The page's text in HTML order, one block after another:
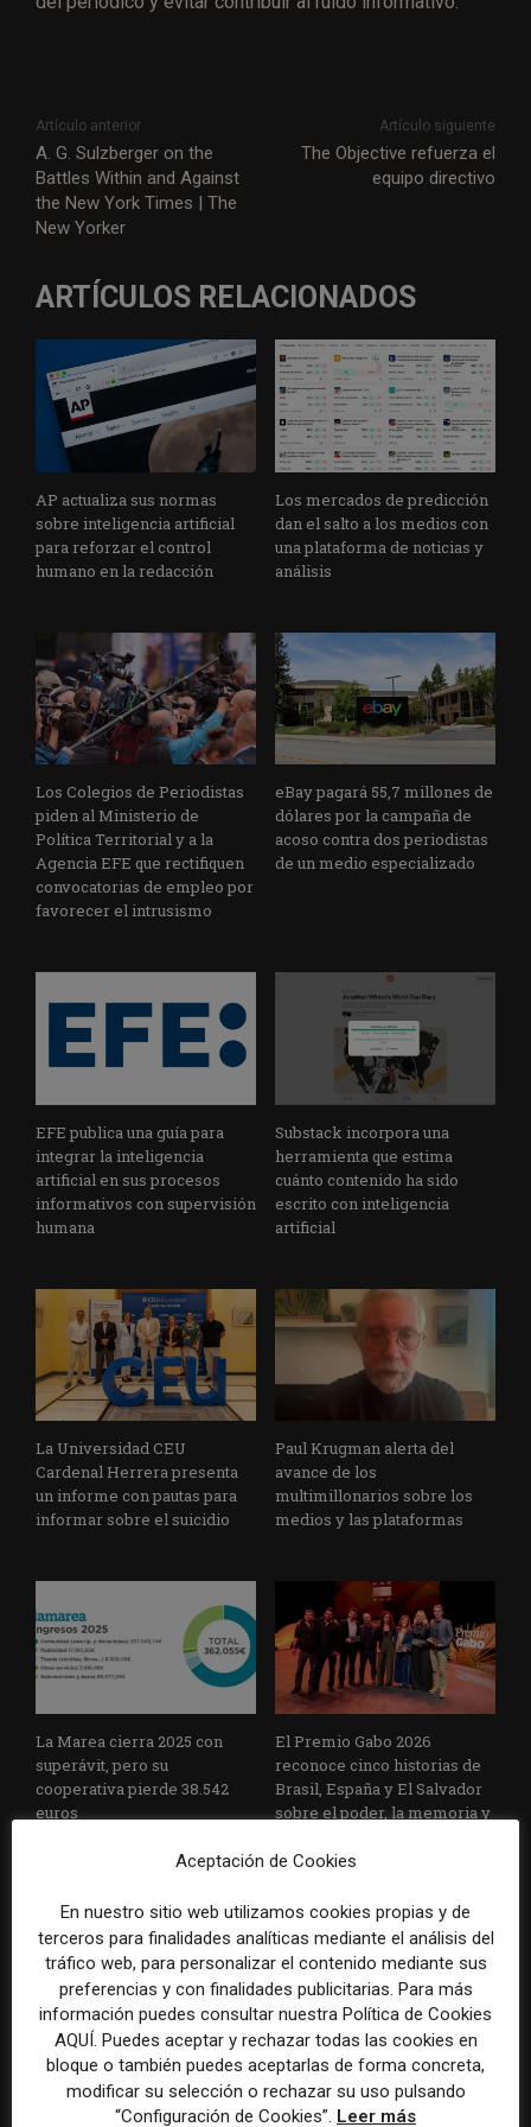
Artículo anterior
A. G. Sulzberger on the
Battles Within and Against
the New York Times | The
New Yorker
Artículo siguiente
The Objective refuerza el
equipo directivo
ARTÍCULOS RELACIONADOS
AP actualiza sus normas
sobre inteligencia artificial
para reforzar el control
humano en la redacción
Los mercados de predicción
dan el salto a los medios con
una plataforma de noticias y
análisis
Los Colegios de Periodistas
piden al Ministerio de
Política Territorial y a la
Agencia EFE que rectifiquen
convocatorias de empleo por
favorecer el intrusismo
eBay pagará 55,7 millones de
dólares por la campaña de
acoso contra dos periodistas
de un medio especializado
EFE publica una guía para
integrar la inteligencia
artificial en sus procesos
informativos con supervisión
humana
Substack incorpora una
herramienta que estima
cuánto contenido ha sido
escrito con inteligencia
artificial
La Universidad CEU
Cardenal Herrera presenta
un informe con pautas para
informar sobre el suicidio
Paul Krugman alerta del
avance de los
multimillonarios sobre los
medios y las plataformas
La Marea cierra 2025 con
superávit, pero su
cooperativa pierde 38.542
euros
El Premio Gabo 2026
reconoce cinco historias de
Brasil, España y El Salvador
sobre el poder, la memoria y
Radio Televisión Madrid
establece un sistema de
control para el uso de la
ADEPA crea un premio
especial para la mejor
cobertura periodística del
Aceptación de Cookies
En nuestro sitio web utilizamos cookies propias y de
terceros para finalidades analíticas mediante el análisis del
tráfico web, para personalizar el contenido mediante sus
preferencias y con finalidades publicitarias. Para más
información puedes consultar nuestra Política de Cookies
AQUÍ. Puedes aceptar y rechazar todas las cookies en
bloque o también puedes aceptarlas de forma concreta,
modificar su selección o rechazar su uso pulsando
“Configuración de Cookies”. Leer más